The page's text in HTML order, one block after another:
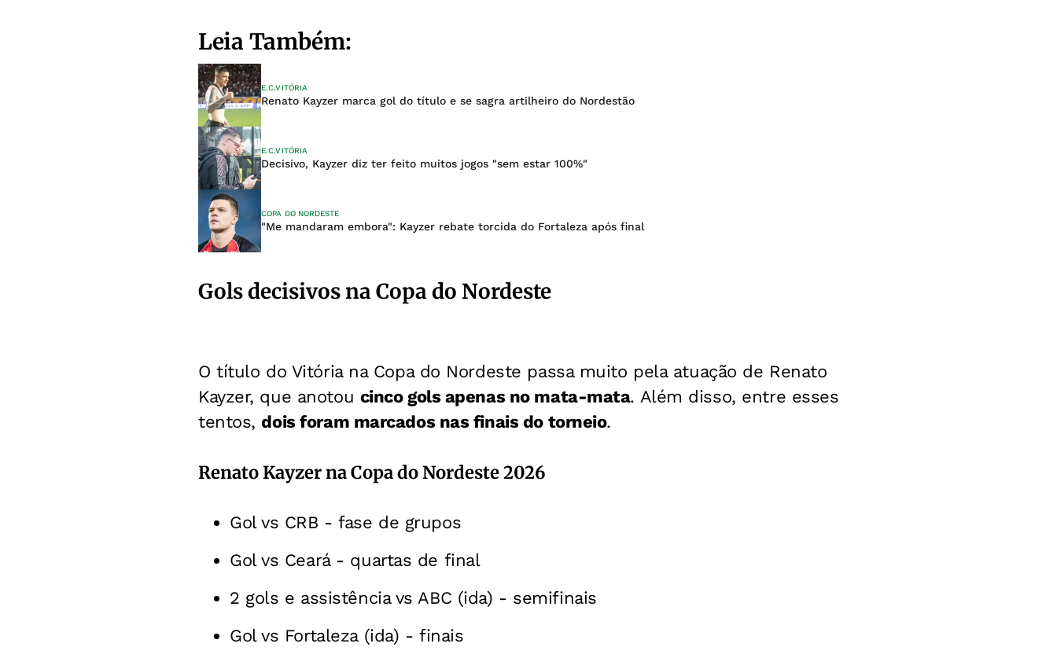
Leia Também:
E.C.VITÓRIA
Renato Kayzer marca gol do título e se sagra artilheiro do Nordestão
E.C.VITÓRIA
Decisivo, Kayzer diz ter feito muitos jogos "sem estar 100%"
COPA DO NORDESTE
"Me mandaram embora": Kayzer rebate torcida do Fortaleza após final
Gols decisivos na Copa do Nordeste
O título do Vitória na Copa do Nordeste passa muito pela atuação de Renato
Kayzer, que anotou cinco gols apenas no mata-mata. Além disso, entre esses
tentos,dois foram marcados nas finais do torneio.
Renato Kayzer na Copa do Nordeste 2026
Gol vs CRB - fase de grupos
Gol vs Ceará - quartas de final
2 gols e assistência vs ABC (ida) - semifinais
Gol vs Fortaleza (ida) - finais